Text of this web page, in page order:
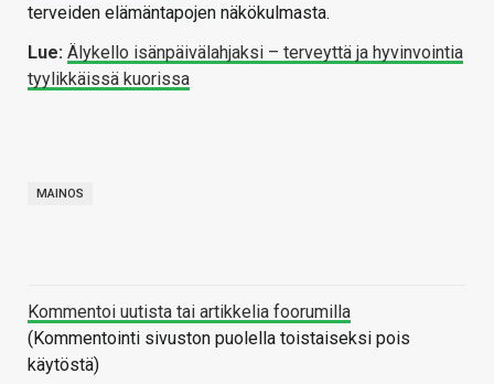
terveiden elämäntapojen näkökulmasta.
Lue: Älykello isänpäivälahjaksi – terveyttä ja hyvinvointia
tyylikkäissä kuorissa
MAINOS
Kommentoi uutista tai artikkelia foorumilla
(Kommentointi sivuston puolella toistaiseksi pois
käytöstä)